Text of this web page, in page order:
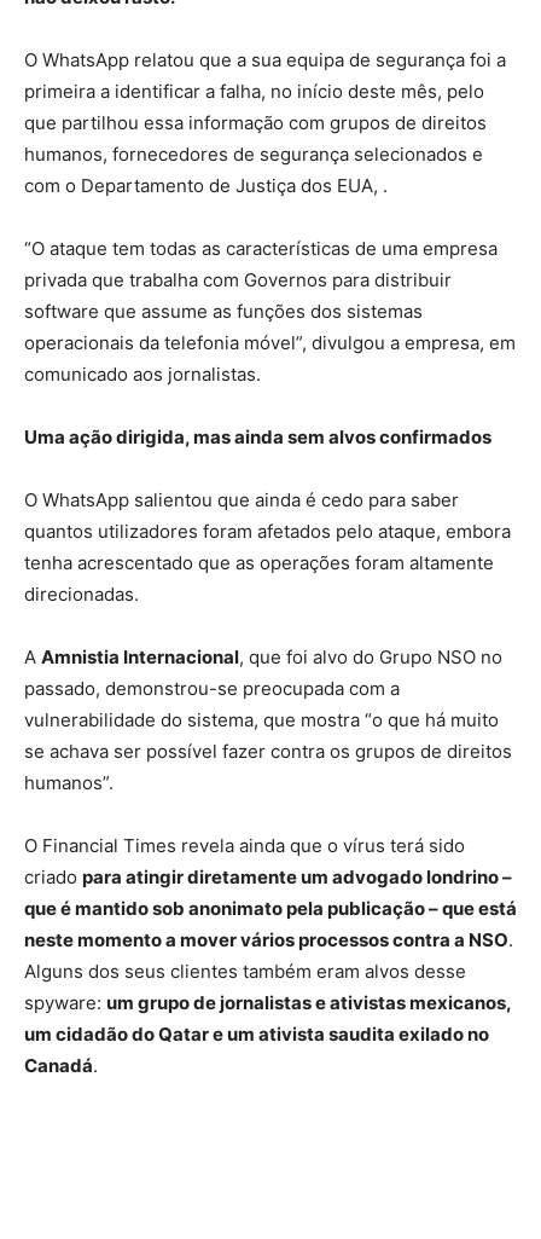
O WhatsApp relatou que a sua equipa de segurança foi a
primeira a identificar a falha, no início deste mês, pelo
que partilhou essa informação com grupos de direitos
humanos, fornecedores de segurança selecionados e
com o Departamento de Justiça dos EUA, .
“O ataque tem todas as características de uma empresa
privada que trabalha com Governos para distribuir
software que assume as funções dos sistemas
operacionais da telefonia móvel”, divulgou a empresa, em
comunicado aos jornalistas.
Uma ação dirigida, mas ainda sem alvos confirmados
O WhatsApp salientou que ainda é cedo para saber
quantos utilizadores foram afetados pelo ataque, embora
tenha acrescentado que as operações foram altamente
direcionadas.
A Amnistia Internacional, que foi alvo do Grupo NSO no
passado, demonstrou-se preocupada com a
vulnerabilidade do sistema, que mostra “o que há muito
se achava ser possível fazer contra os grupos de direitos
humanos”.
O Financial Times revela ainda que o vírus terá sido
criado para atingir diretamente um advogado londrino –
que é mantido sob anonimato pela publicação – que está
neste momento a mover vários processos contra a NSO.
Alguns dos seus clientes também eram alvos desse
spyware: um grupo de jornalistas e ativistas mexicanos,
um cidadão do Qatar e um ativista saudita exilado no
Canadá.